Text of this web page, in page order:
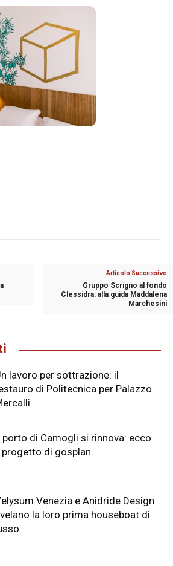
Articolo Successivo
Gruppo Scrigno al fondo
Clessidra: alla guida Maddalena
Marchesini
lavoro per sottrazione: il
di Politecnica per Palazzo
porto di Camogli si rinnova: ecco
progetto di gosplan
Venezia e Anidride Design
la loro prima houseboat di